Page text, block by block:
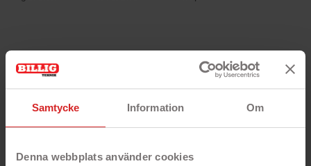
Samtycke Information Om
Denna webbplats använder cookies